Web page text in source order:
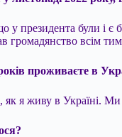
президента були і є
громадянство всім
проживаєте в
як я живу в Україні.